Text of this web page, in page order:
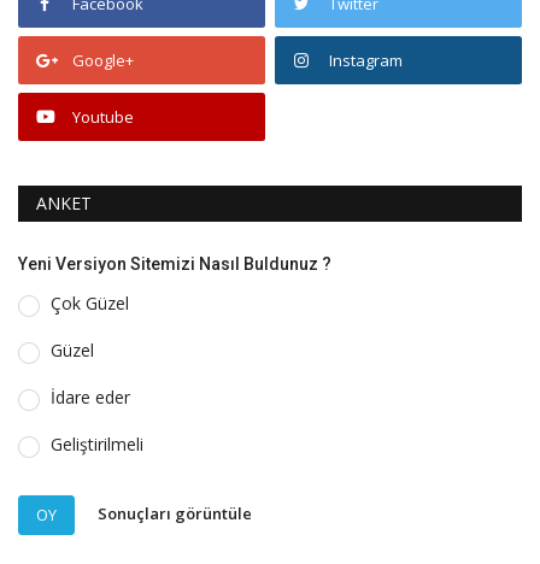
Google+ Instagram
Youtube
ANKET
Yeni Versiyon Sitemizi Nasıl Buldunuz ?
Çok Güzel
Güzel
İdare eder
Geliştirilmeli
OY Sonuçları görüntüle